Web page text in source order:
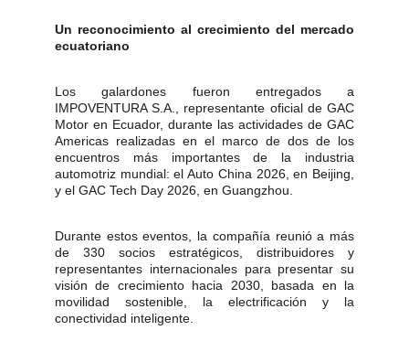
Un reconocimiento al crecimiento del mercado
ecuatoriano
Los galardones fueron entregados a
IMPOVENTURA S.A., representante oficial de GAC
Motor en Ecuador, durante las actividades de GAC
Americas realizadas en el marco de dos de los
encuentros más importantes de la industria
automotriz mundial: el Auto China 2026, en Beijing,
y el GAC Tech Day 2026, en Guangzhou.
Durante estos eventos, la compañía reunió a más
de 330 socios estratégicos, distribuidores y
representantes internacionales para presentar su
visión de crecimiento hacia 2030, basada en la
movilidad sostenible, la electrificación y la
conectividad inteligente.